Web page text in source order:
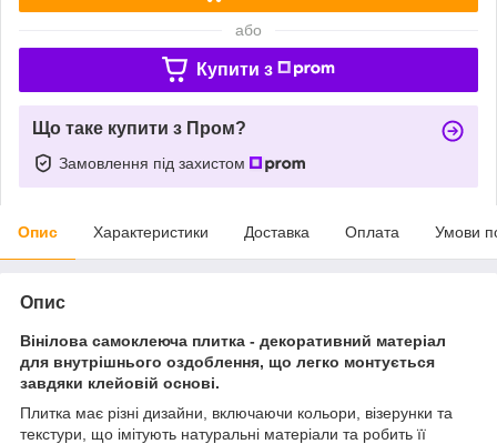
або
Купити з
Що таке купити з Пром?
Замовлення під захистом
Опис Характеристики Доставка Оплата Умови
Опис
Вінілова самоклеюча плитка - декоративний матеріал
для внутрішнього оздоблення, що легко монтується
завдяки клейовій основі.
Плитка має різні дизайни, включаючи кольори, візерунки та
текстури, що імітують натуральні матеріали та робить її